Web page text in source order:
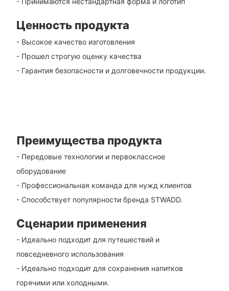
Ценность продукта
- Высокое качество изготовления
- Прошел строгую оценку качества
- Гарантия безопасности и долговечности продукции.
Преимущества продукта
- Передовые технологии и первоклассное
оборудование
- Профессиональная команда для нужд клиентов
- Способствует популярности бренда STWADD.
Сценарии применения
- Идеально подходит для путешествий и
повседневного использования
- Идеально подходит для сохранения напитков
горячими или холодными.